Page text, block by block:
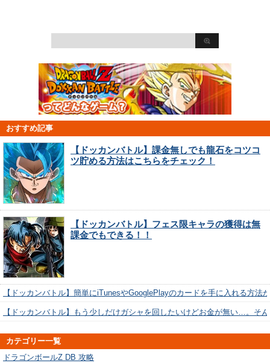
おすすめ記事
【ドッカンバトル】課金無しでも龍石をコツコ
ツ貯める方法はこちらをチェック！
【ドッカンバトル】フェス限キャラの獲得は無
課金でもできる！！
【ドッカンバトル】簡単にiTunesやGooglePlayのカードを手に入れる方法
【ドッカンバトル】もう少しだけガシャを回したいけどお金が無い…。そ
カテゴリー一覧
ドラゴンボールZ DB 攻略